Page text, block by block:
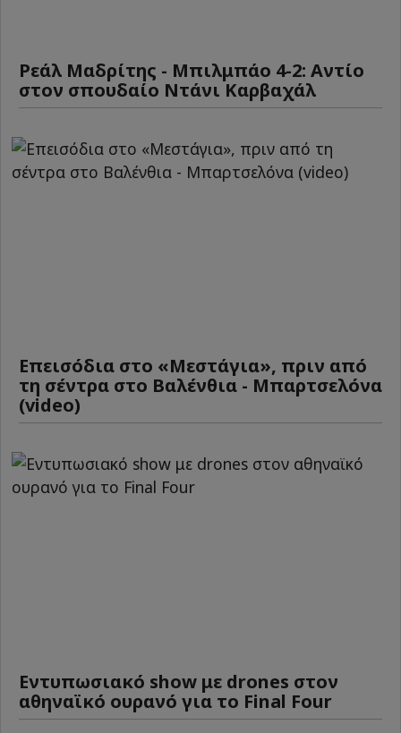
Ρεάλ Μαδρίτης - Μπιλμπάο 4-2: Αντίο
στον σπουδαίο Ντάνι Καρβαχάλ
Επεισόδια στο «Μεστάγια», πριν από
τη σέντρα στο Βαλένθια - Μπαρτσελόνα
(video)
Εντυπωσιακό show με drones στον
αθηναϊκό ουρανό για το Final Four